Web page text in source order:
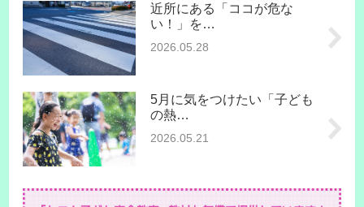
近所にある「ココが危な
い！」を…
2026.05.28
5月に気をつけたい「子ども
の熱…
2026.05.21